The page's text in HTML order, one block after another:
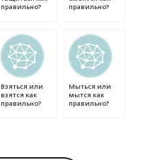
правильно?
правильно?
Взяться или
взятся как
правильно?
Мыться или
мытся как
правильно?